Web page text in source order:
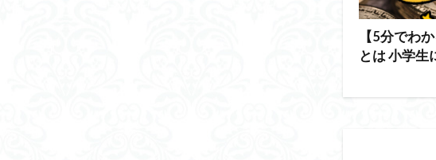
【5分でわ
とは 小学生